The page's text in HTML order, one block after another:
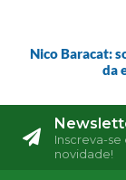
Nico Baracat:
da
Inscreva-se
novidade!